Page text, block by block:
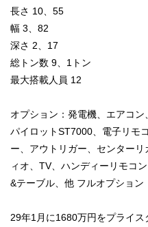
長さ 10、55
幅 3、82
深さ 2、17
総トン数 9、1トン
最大搭載人員 12
オプション：発電機、エアコ
パイロットST7000、電子リモ
ー、アウトリガー、センター
ィオ、TV、ハンディーリモコ
&テーブル、他 フルオプション
29年1月に1680万円をプライス